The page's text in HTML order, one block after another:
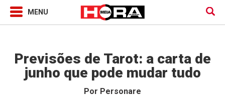
Previsões de Tarot: a carta de
junho que pode mudar tudo
Por Personare